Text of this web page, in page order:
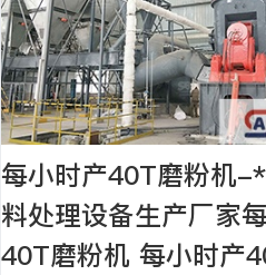
每小时产40T磨粉机
料处理设备生产厂家
40T磨粉机 每小时产